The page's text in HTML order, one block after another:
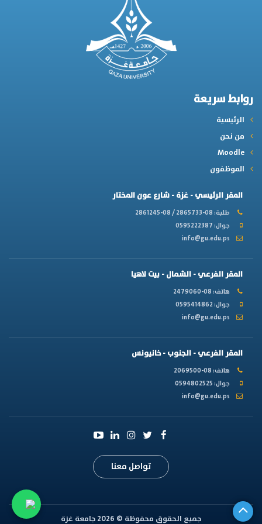
روابط سريعة
الرئيسية
من نحن
الموظفون
المقر الرئيسي - غزة - شارع عون المختار
طلبة: 08-2865733 / 08-2861245
جوال: 0595222387
info@gu.edu.ps
المقر الفرعي - الشمال - بيت لاهيا
هاتف: 08-2479060
جوال: 0595414862
info@gu.edu.ps
المقر الفرعي - الجنوب - خانيونس
هاتف: 08-2069500
جوال: 0594802525
info@gu.edu.ps
تواصل معنا
جميع الحقوق محفوظة © 2026 جامعة غزة